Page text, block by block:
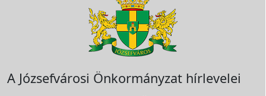
A Józsefvárosi Önkormányzat hírlevelei